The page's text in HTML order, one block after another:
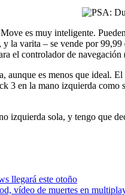
es muy inteligente.
la varita – se vende por
el controlador de
aunque es menos que
3 en la mano izquierda
izquierda sola, y tengo que
llegará este otoño
vídeo de muertes en